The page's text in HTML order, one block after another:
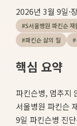
2026년 3월 9일·
#S서울병원 파킨슨 재
#파킨슨 삶의 질 #
핵심 요약
파킨슨병, 멈추지
서울병원 파킨슨
9일 파킨슨병 진